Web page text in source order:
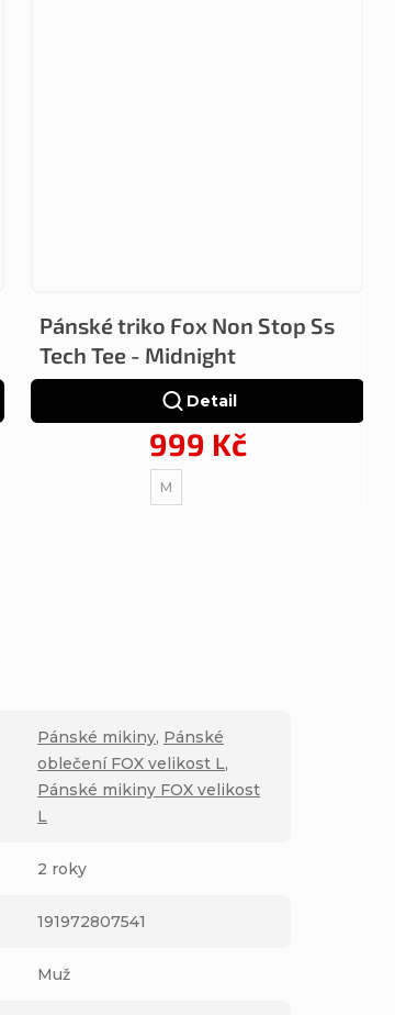
Pánské triko Fox Non Stop Ss
Tech Tee - Midnight
999 Kč
Detail
M
Pánské mikiny, Pánské
oblečení FOX velikost L,
Pánské mikiny FOX velikost
L
2 roky
191972807541
Muž